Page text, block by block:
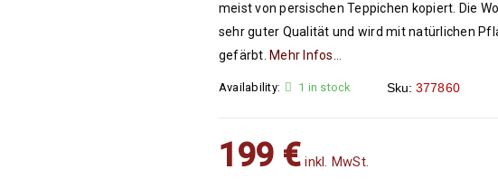
meist von persischen Teppichen kopiert. Die
sehr guter Qualität und wird mit natürlichen
gefärbt. Mehr Infos…
Availability: 1 in stock Sku: 377860
199 € inkl. MwSt.